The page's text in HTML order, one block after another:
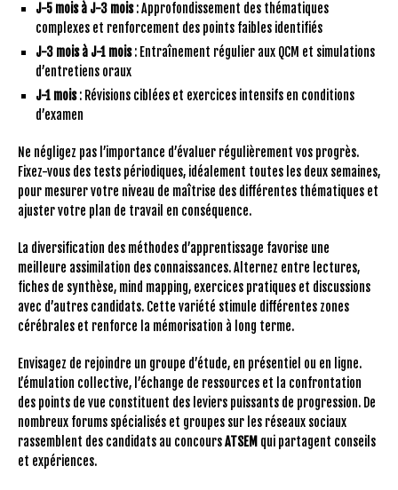
J-5 mois à J-3 mois: Approfondissement des thématiques
complexes et renforcement des points faibles identifiés
J-3 mois à J-1 mois: Entraînement régulier aux QCM et simulations
d’entretiens oraux
J-1 mois: Révisions ciblées et exercices intensifs en conditions
d’examen
Ne négligez pas l’importance d’évaluer régulièrement vos progrès.
Fixez-vous des tests périodiques, idéalement toutes les deux semaines,
pour mesurer votre niveau de maîtrise des différentes thématiques et
ajuster votre plan de travail en conséquence.
La diversification des méthodes d’apprentissage favorise une
meilleure assimilation des connaissances. Alternez entre lectures,
fiches de synthèse, mind mapping, exercices pratiques et discussions
avec d’autres candidats. Cette variété stimule différentes zones
cérébrales et renforce la mémorisation à long terme.
Envisagez de rejoindre un groupe d’étude, en présentiel ou en ligne.
L’émulation collective, l’échange de ressources et la confrontation
des points de vue constituent des leviers puissants de progression. De
nombreux forums spécialisés et groupes sur les réseaux sociaux
rassemblent des candidats au concoursATSEM qui partagent conseils
et expériences.